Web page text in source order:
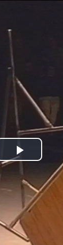
Play
Video